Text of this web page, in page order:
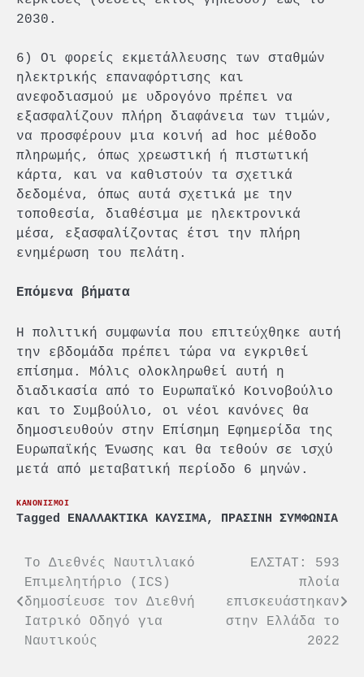
2030.
6) Οι φορείς εκμετάλλευσης των σταθμών
ηλεκτρικής επαναφόρτισης και
ανεφοδιασμού με υδρογόνο πρέπει να
εξασφαλίζουν πλήρη διαφάνεια των τιμών,
να προσφέρουν μια κοινή ad hoc μέθοδο
πληρωμής, όπως χρεωστική ή πιστωτική
κάρτα, και να καθιστούν τα σχετικά
δεδομένα, όπως αυτά σχετικά με την
τοποθεσία, διαθέσιμα με ηλεκτρονικά
μέσα, εξασφαλίζοντας έτσι την πλήρη
ενημέρωση του πελάτη.
Επόμενα βήματα
Η πολιτική συμφωνία που επιτεύχθηκε αυτή
την εβδομάδα πρέπει τώρα να εγκριθεί
επίσημα. Μόλις ολοκληρωθεί αυτή η
διαδικασία από το Ευρωπαϊκό Κοινοβούλιο
και το Συμβούλιο, οι νέοι κανόνες θα
δημοσιευθούν στην Επίσημη Εφημερίδα της
Ευρωπαϊκής Ένωσης και θα τεθούν σε ισχύ
μετά από μεταβατική περίοδο 6 μηνών.
ΚΑΝΟΝΙΣΜΟΙ
Tagged ΕΝΑΛΛΑΚΤΙΚΑ ΚΑΥΣΙΜΑ, ΠΡΑΣΙΝΗ ΣΥΜΦΩΝΙΑ
Πλοήγηση
άρθρων
Tο Διεθνές Ναυτιλιακό
Επιμελητήριο (ICS)
δημοσίευσε τον Διεθνή
Ιατρικό Οδηγό για
Ναυτικούς
ΕΛΣΤΑΤ: 593
πλοία
επισκευάστηκαν
στην Ελλάδα το
2022